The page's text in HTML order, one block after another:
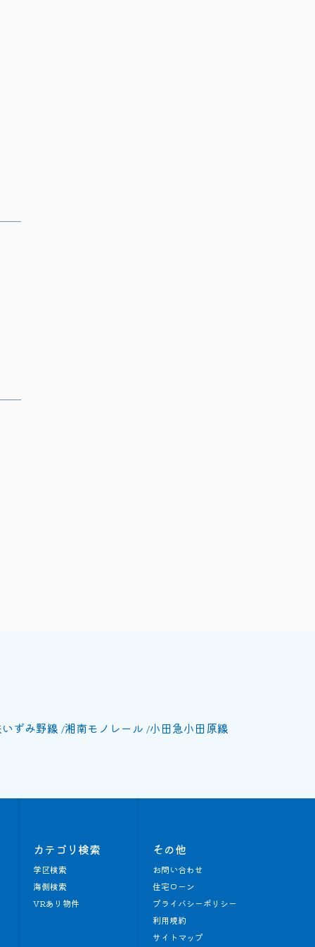
ずみ野線 湘南モノレール 小田急小田原線
カテゴリ検索
学区検索
海側検索
VRあり物件
その他
お問い合わせ
住宅ローン
プライバシーポリシー
利用規約
サイトマップ